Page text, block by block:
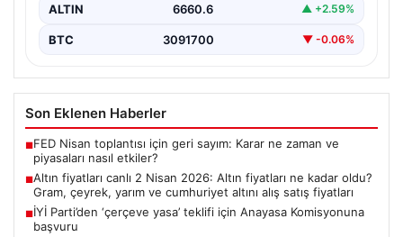
ALTIN 6660.6 ▲ +2.59%
BTC 3091700 ▼ -0.06%
Son Eklenen Haberler
■FED Nisan toplantısı için geri sayım: Karar ne zaman ve
piyasaları nasıl etkiler?
■Altın fiyatları canlı 2 Nisan 2026: Altın fiyatları ne kadar oldu?
Gram, çeyrek, yarım ve cumhuriyet altını alış satış fiyatları
■İYİ Parti’den ‘çerçeve yasa’ teklifi için Anayasa Komisyonuna
başvuru